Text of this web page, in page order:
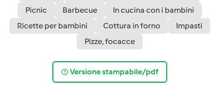
Picnic
Barbecue
In cucina con i bambini
Ricette per bambini
Cottura in forno
Impasti
Pizze, focacce
Versione stampabile/pdf